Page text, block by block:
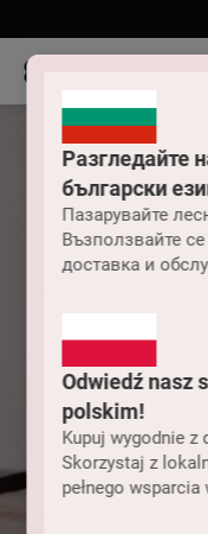
Разгледайте
български
Пазарувайте
Възползвайте
доставка и
Odwiedź nasz
polskim!
Kupuj wygodnie z
Skorzystaj z
pełnego